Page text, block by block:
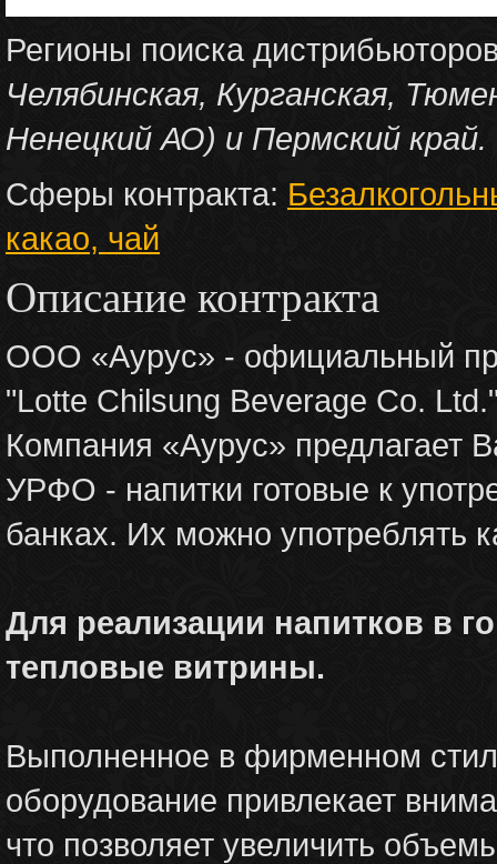
Регионы поиска
Челябинская, Курганская,
Ненецкий АО) и Пермский край.
Сферы контракта:
какао, чай
Описание контракта
ООО «Аурус» - официальный
"Lotte Chilsung Beverage Co.
Компания «Аурус» предлагает
УРФО - напитки готовые к
банках. Их можно употреблять
Для реализации напитков в
тепловые витрины.
Выполненное в фирменном
оборудование привлекает
что позволяет увеличить